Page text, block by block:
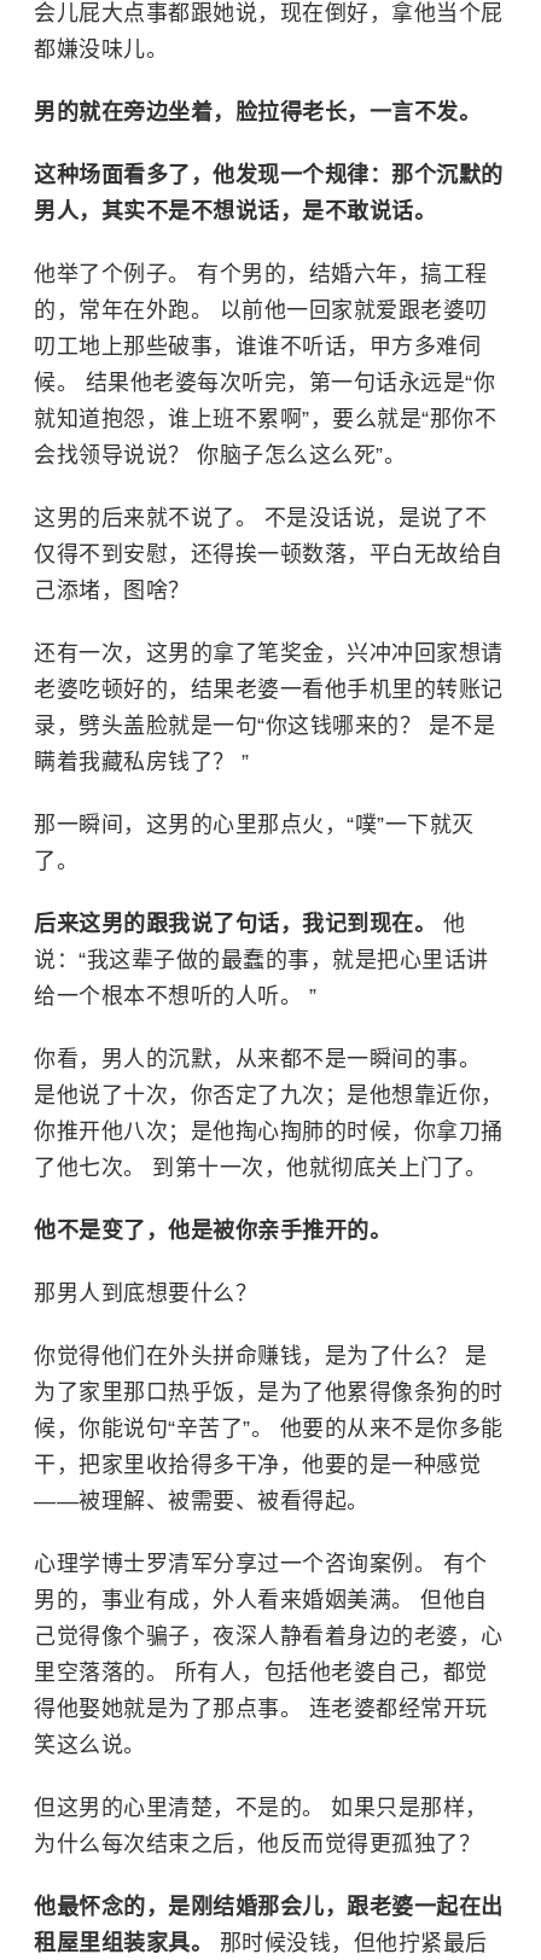
会儿屁大点事都跟她说，现在倒好，拿他当个屁
都嫌没味儿。
男的就在旁边坐着，脸拉得老长，一言不发。
这种场面看多了，他发现一个规律：那个沉默的
男人，其实不是不想说话，是不敢说话。
他举了个例子。 有个男的，结婚六年，搞工程
的，常年在外跑。 以前他一回家就爱跟老婆叨
叨工地上那些破事，谁谁不听话，甲方多难伺
候。 结果他老婆每次听完，第一句话永远是“你
就知道抱怨，谁上班不累啊”，要么就是“那你不
会找领导说说？ 你脑子怎么这么死”。
这男的后来就不说了。 不是没话说，是说了不
仅得不到安慰，还得挨一顿数落，平白无故给自
己添堵，图啥？
还有一次，这男的拿了笔奖金，兴冲冲回家想请
老婆吃顿好的，结果老婆一看他手机里的转账记
录，劈头盖脸就是一句“你这钱哪来的？ 是不是
瞒着我藏私房钱了？ ”
那一瞬间，这男的心里那点火，“噗”一下就灭
了。
后来这男的跟我说了句话，我记到现在。 他
说：“我这辈子做的最蠢的事，就是把心里话讲
给一个根本不想听的人听。 ”
你看，男人的沉默，从来都不是一瞬间的事。
是他说了十次，你否定了九次；是他想靠近你，
你推开他八次；是他掏心掏肺的时候，你拿刀捅
了他七次。 到第十一次，他就彻底关上门了。
他不是变了，他是被你亲手推开的。
那男人到底想要什么？
你觉得他们在外头拼命赚钱，是为了什么？ 是
为了家里那口热乎饭，是为了他累得像条狗的时
候，你能说句“辛苦了”。 他要的从来不是你多能
干，把家里收拾得多干净，他要的是一种感觉
——被理解、被需要、被看得起。
心理学博士罗清军分享过一个咨询案例。 有个
男的，事业有成，外人看来婚姻美满。 但他自
己觉得像个骗子，夜深人静看着身边的老婆，心
里空落落的。 所有人，包括他老婆自己，都觉
得他娶她就是为了那点事。 连老婆都经常开玩
笑这么说。
但这男的心里清楚，不是的。 如果只是那样，
为什么每次结束之后，他反而觉得更孤独了？
他最怀念的，是刚结婚那会儿，跟老婆一起在出
租屋里组装家具。 那时候没钱，但他拧紧最后